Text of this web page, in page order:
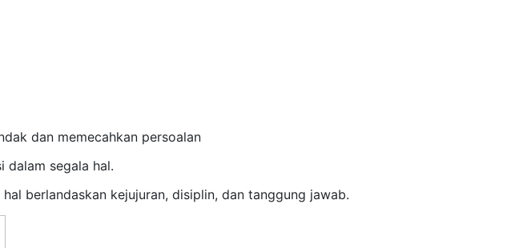
dan memecahkan persoalan
dalam segala hal.
berlandaskan kejujuran, disiplin, dan tanggung jawab.